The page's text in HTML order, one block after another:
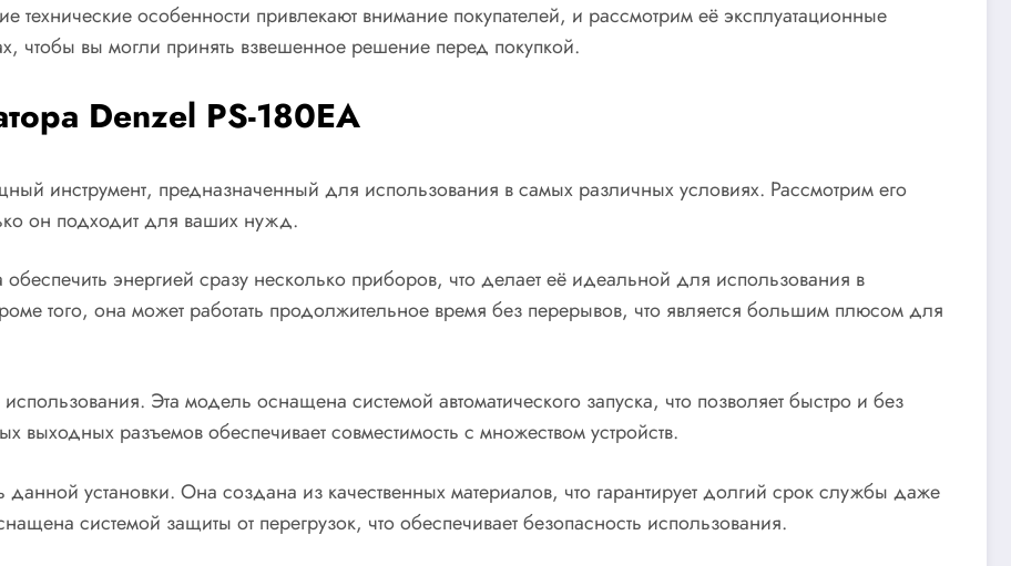
технические особенности привлекают внимание покупателей, и рассмотрим её эксплуатационные
чтобы вы могли принять взвешенное решение перед покупкой.
Denzel PS-180EA
инструмент, предназначенный для использования в самых различных условиях. Рассмотрим его
он подходит для ваших нужд.
энергией сразу несколько приборов, что делает её идеальной для использования в
того, она может работать продолжительное время без перерывов, что является большим плюсом для
Эта модель оснащена системой автоматического запуска, что позволяет быстро и без
разъемов обеспечивает совместимость с множеством устройств.
данной установки. Она создана из качественных материалов, что гарантирует долгий срок службы даже
системой защиты от перегрузок, что обеспечивает безопасность использования.